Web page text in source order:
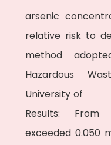
arsenic
relative risk to
method
Hazardous
University of
Results: From
exceeded 0.050